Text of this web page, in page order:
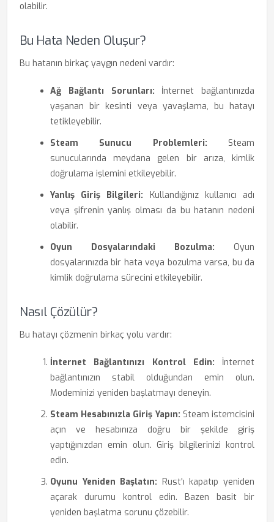
olabilir.
Bu Hata Neden Oluşur?
Bu hatanın birkaç yaygın nedeni vardır:
Ağ Bağlantı Sorunları: İnternet bağlantınızda
yaşanan bir kesinti veya yavaşlama, bu hatayı
tetikleyebilir.
Steam Sunucu Problemleri: Steam
sunucularında meydana gelen bir arıza, kimlik
doğrulama işlemini etkileyebilir.
Yanlış Giriş Bilgileri: Kullandığınız kullanıcı adı
veya şifrenin yanlış olması da bu hatanın nedeni
olabilir.
Oyun Dosyalarındaki Bozulma: Oyun
dosyalarınızda bir hata veya bozulma varsa, bu da
kimlik doğrulama sürecini etkileyebilir.
Nasıl Çözülür?
Bu hatayı çözmenin birkaç yolu vardır:
İnternet Bağlantınızı Kontrol Edin: İnternet
bağlantınızın stabil olduğundan emin olun.
Modeminizi yeniden başlatmayı deneyin.
Steam Hesabınızla Giriş Yapın: Steam istemcisini
açın ve hesabınıza doğru bir şekilde giriş
yaptığınızdan emin olun. Giriş bilgilerinizi kontrol
edin.
Oyunu Yeniden Başlatın: Rust'ı kapatıp yeniden
açarak durumu kontrol edin. Bazen basit bir
yeniden başlatma sorunu çözebilir.